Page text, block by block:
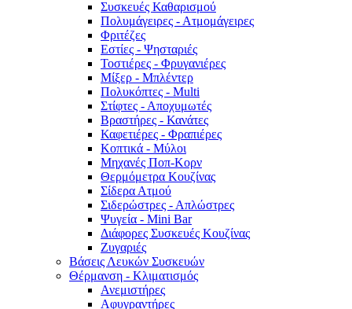
Συσκευές Καθαρισμού
Πολυμάγειρες - Ατμομάγειρες
Φριτέζες
Εστίες - Ψησταριές
Τοστιέρες - Φρυγανιέρες
Μίξερ - Μπλέντερ
Πολυκόπτες - Multi
Στίφτες - Αποχυμωτές
Βραστήρες - Κανάτες
Καφετιέρες - Φραπιέρες
Κοπτικά - Μύλοι
Μηχανές Ποπ-Κορν
Θερμόμετρα Κουζίνας
Σίδερα Ατμού
Σιδερώστρες - Απλώστρες
Ψυγεία - Mini Bar
Διάφορες Συσκευές Κουζίνας
Ζυγαριές
Βάσεις Λευκών Συσκευών
Θέρμανση - Κλιματισμός
Ανεμιστήρες
Αφυγραντήρες